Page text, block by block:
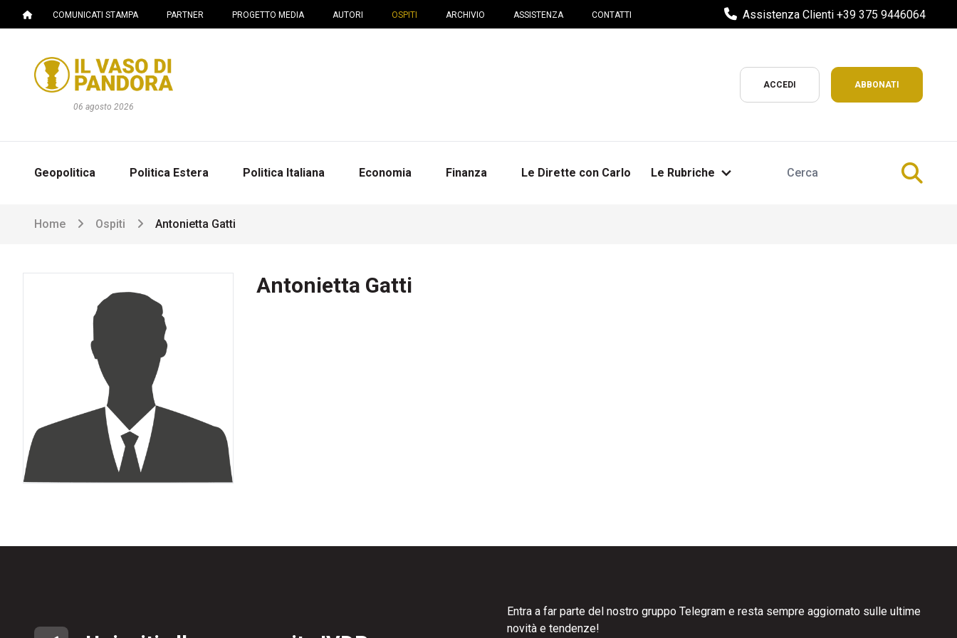
COMUNICATI STAMPA PARTNER PROGETTO MEDIA AUTORI OSPITI ARCHIVIO ASSISTENZA CONTATTI Assistenza Clienti +39 375 9446064
06 agosto 2026
ACCEDI ABBONATI
Geopolitica Politica Estera Politica Italiana Economia Finanza Le Dirette con Carlo Le Rubriche
Home Ospiti Antonietta Gatti
Antonietta Gatti
Entra a far parte del nostro gruppo Telegram e resta sempre aggiornato sulle ultime
novità e tendenze!